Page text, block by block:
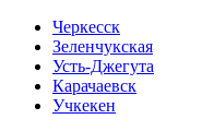
Черкесск
Зеленчукская
Усть-Джегута
Карачаевск
Учкекен